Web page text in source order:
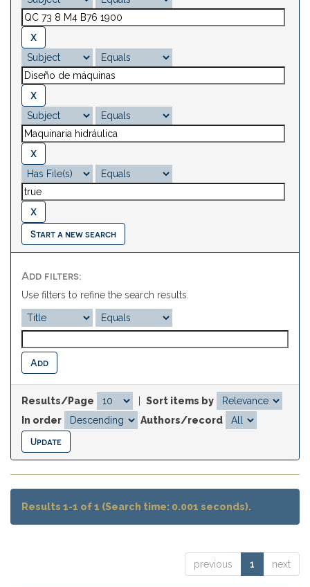
Start a new search
Add filters:
Use filters to refine the search results.
Results/Page
Sort items by
In order
Authors/record
Results 1-1 of 1 (Search time: 0.001 seconds).
previous 1 next